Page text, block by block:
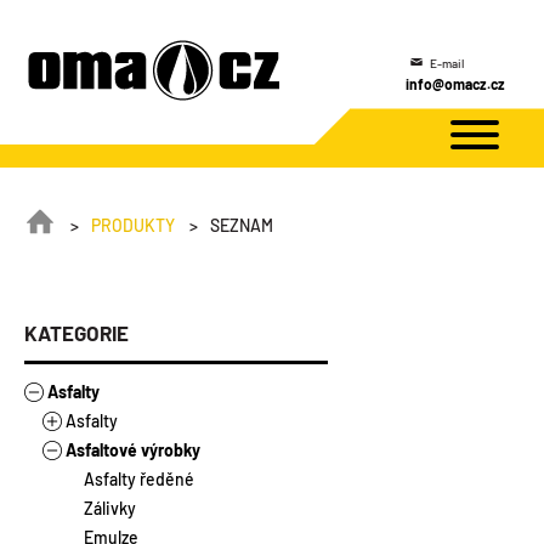
E-mail
info@omacz.cz
PRODUKTY SEZNAM
KATEGORIE
Asfalty
Asfalty
Stavebněizolační asfalty
Modifikované asfalty
Silniční asfalty
Asfaltové výrobky
Asfalty ředěné
Zálivky
Emulze